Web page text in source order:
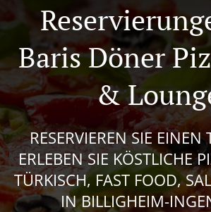
Baris Döner
&
RESERVIEREN SIE EINEN
ERLEBEN SIE KÖSTLICHE
TÜRKISCH, FAST FOOD,
IN BILLIGHEIM-